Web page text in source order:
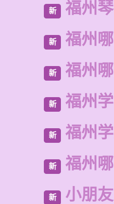
新 福州
新 福州
新 福州
新 福州
新 福州
新 福州
新 小朋